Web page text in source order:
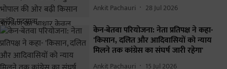
Ankit Pachauri 28 Jul 2026
केन-बेतवा परियोजना: नेता प्रतिपक्ष ने कहा-
'किसान, दलित और आदिवासियों को न्याय
मिलने तक कांग्रेस का संघर्ष जारी रहेगा'
Ankit Pachauri 15 Jul 2026